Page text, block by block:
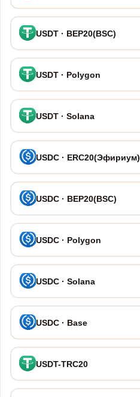
USDT · BEP20(BSC)
USDT · Polygon
USDT · Solana
USDC · ERC20(Эфириум)
USDC · BEP20(BSC)
USDC · Polygon
USDC · Solana
USDC · Base
USDT-TRC20